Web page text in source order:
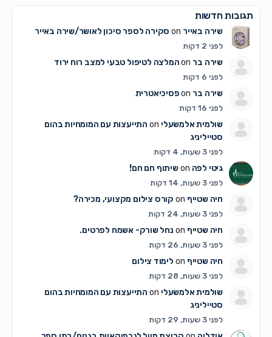
תגובות חדשות
שירה באייר סקירה לספר סיכון לאושר/שירה באייר
לפני 2 דקות
שירה בר המלצה לטיפול טבעי למצב רוח ירוד
לפני 6 דקות
שירה בר פסיכיאטרית
לפני 16 דקות
שולמית אלמשעלי
התייעצות עם המומחיות בהום
סטייליניג
לפני 3 שעות, 4 דקות
גיטי לפה שיתוף חם חם!
לפני 3 שעות, 14 דקות
חיה שטייף קורס צילום מקצועי, מכירה?
לפני 3 שעות, 24 דקות
חיה שטייף נחל שורק- אשמח לפרטים.
לפני 3 שעות, 26 דקות
חיה שטייף לימוד צילום
לפני 3 שעות, 28 דקות
שולמית אלמשעלי
התייעצות עם המומחיות בהום
סטייליניג
לפני 3 שעות, 29 דקות